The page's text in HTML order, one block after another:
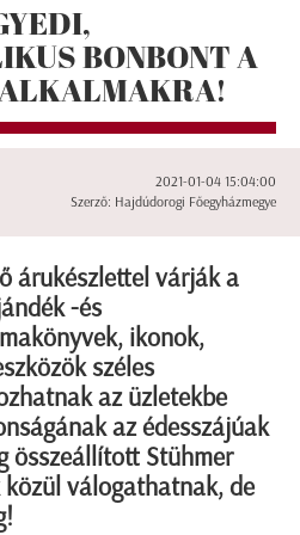
BONBONT A
2021-01-04 15:04:00
Szerző: Hajdúdorogi Főegyházmegye
árukészlettel várják a
-és
ikonok,
széles
az üzletekbe
az édesszájúak
összeállított Stühmer
közül válogathatnak, de